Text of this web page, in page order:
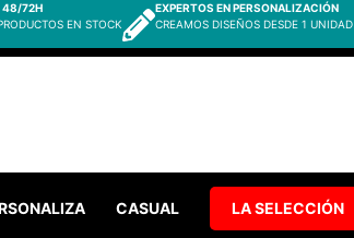
48/72H
EN STOCK
EXPERTOS EN PERSONALIZACIÓN
CREAMOS DISEÑOS DESDE 1 UNIDAD
CASUAL LA SELECCIÓN